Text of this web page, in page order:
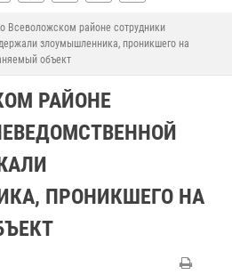
Всеволожском районе сотрудники
злоумышленника, проникшего на
объект
РАЙОНЕ
ПРОНИКШЕГО НА